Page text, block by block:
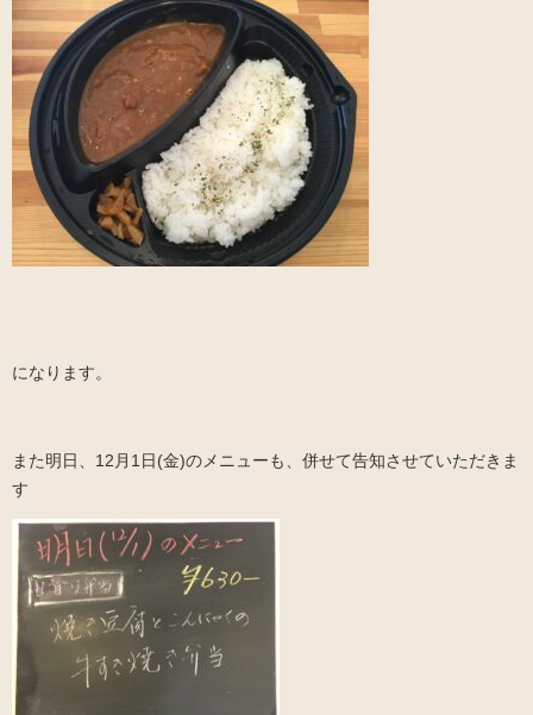
になります。
また明日、12月1日(金)のメニューも、併せて告知させていただきま
す